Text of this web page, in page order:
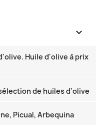

Huile d'olive à prix
de huiles d'olive
Picual, Arbequina